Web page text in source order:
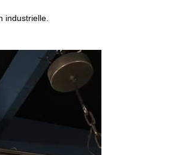
industrielle.